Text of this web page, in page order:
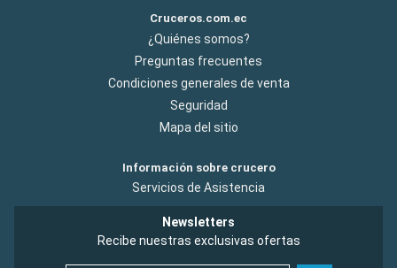
Cruceros.com.ec
¿Quiénes somos?
Preguntas frecuentes
Condiciones generales de venta
Seguridad
Mapa del sitio
Información sobre crucero
Servicios de Asistencia
Newsletters
Recibe nuestras exclusivas ofertas